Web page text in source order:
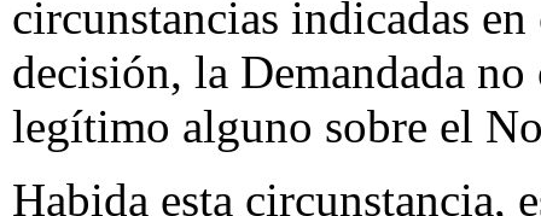
circunstancias indicadas
decisión, la Demandada
legítimo alguno sobre el
Habida esta circunstancia,